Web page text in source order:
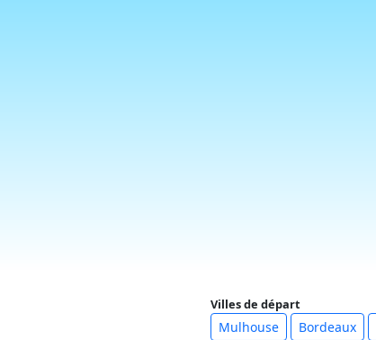
Villes de départ
Mulhouse Bordeaux